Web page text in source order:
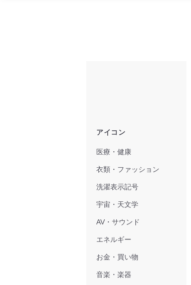
アイコン
医療・健康
衣類・ファッション
洗濯表示記号
宇宙・天文学
AV・サウンド
エネルギー
お金・買い物
音楽・楽器